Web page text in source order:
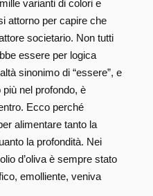
varianti di colori e
attorno per capire che
societario. Non tutti
essere per logica
sinonimo di “essere”, e
nel profondo, è
Ecco perché
alimentare tanto la
la profondità. Nei
d’oliva è sempre stato
emolliente, veniva